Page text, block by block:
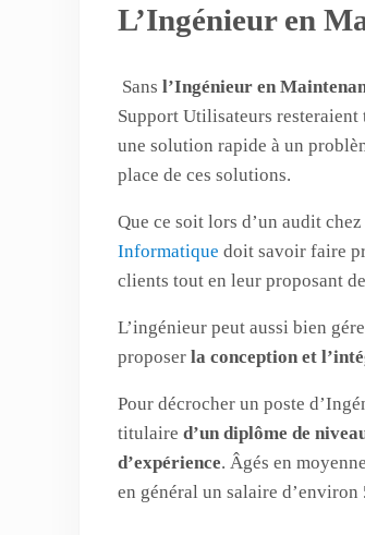
L’Ingénieur en
Sans l’Ingénieur en
Support Utilisateurs
une solution rapide à un
place de ces solutions.
Que ce soit lors d’un audit
Informatique doit savoir faire
clients tout en leur proposant
L’ingénieur peut aussi bien
proposer la conception et
Pour décrocher un poste
titulaire d’un diplôme de
d’expérience. Âgés en
en général un salaire